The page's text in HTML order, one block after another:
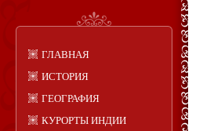
ГЛАВНАЯ
ИСТОРИЯ
ГЕОГРАФИЯ
КУРОРТЫ ИНДИИ